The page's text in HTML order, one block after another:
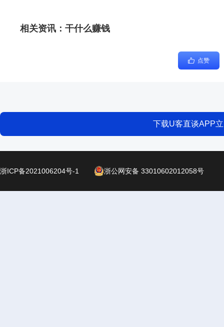
相关资讯： 干什么赚钱
点赞
下载U客直谈APP
浙ICP备2021006204号-1 浙公网安备 33010602012058号